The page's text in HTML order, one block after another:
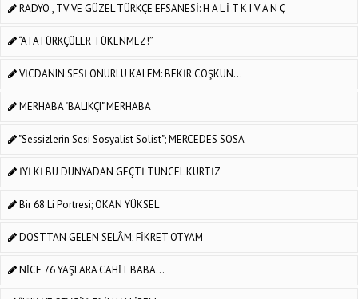
RADYO , TV VE GÜZEL TÜRKÇE EFSANESİ: H A L İ T K I V A N Ç
“ATATÜRKÇÜLER TÜKENMEZ!”
VİCDANIN SESİ ONURLU KALEM: BEKİR COŞKUN...
MERHABA "BALIKÇI" MERHABA
"Sessizlerin Sesi Sosyalist Solist"; MERCEDES SOSA
İYİ Kİ BU DÜNYADAN GEÇTİ TUNCEL KURTİZ
Bir 68'li Portresi; OKAN YÜKSEL
DOSTTAN GELEN SELÂM; FİKRET OTYAM
NİCE 76 YAŞLARA CAHİT BABA...